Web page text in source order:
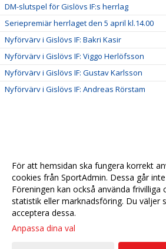
DM-slutspel för Gislövs IF:s herrlag
Seriepremiär herrlaget den 5 april kl.14.00
Nyförvärv i Gislövs IF: Bakri Kasir
Nyförvärv i Gislövs IF: Viggo Herlöfsson
Nyförvärv i Gislövs IF: Gustav Karlsson
Nyförvärv i Gislövs IF: Andreas Rörstam
För att hemsidan ska fungera korrekt
cookies från SportAdmin. Dessa går
Föreningen kan också använda frivilliga
statistik eller marknadsföring. Du väljer
acceptera dessa.
Anpassa dina val